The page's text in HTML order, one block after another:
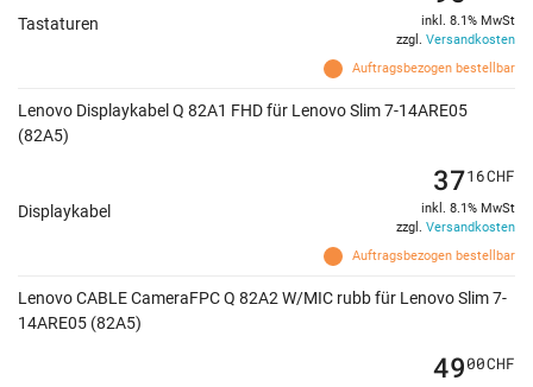
Tastaturen
Auftragsbezogen bestellbar
inkl. 8.1% MwSt
zzgl. Versandkosten
Lenovo Displaykabel Q 82A1 FHD für Lenovo Slim 7-14ARE05
(82A5)
Displaykabel
Auftragsbezogen bestellbar
3716CHF
inkl. 8.1% MwSt
zzgl. Versandkosten
Lenovo CABLE CameraFPC Q 82A2 W/MIC rubb für Lenovo Slim 7-
14ARE05 (82A5)
4900CHF